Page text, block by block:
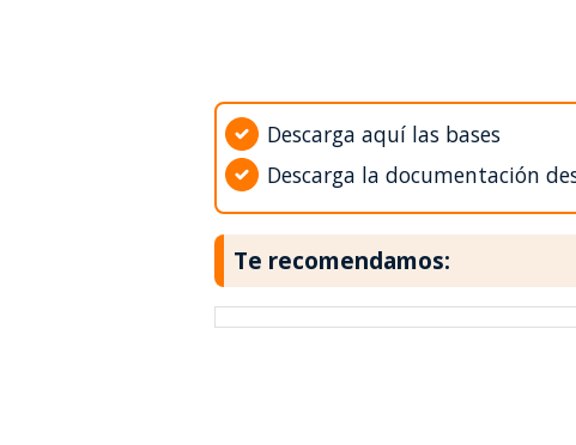
Descarga aquí las bases
Descarga la documentación
Te recomendamos: